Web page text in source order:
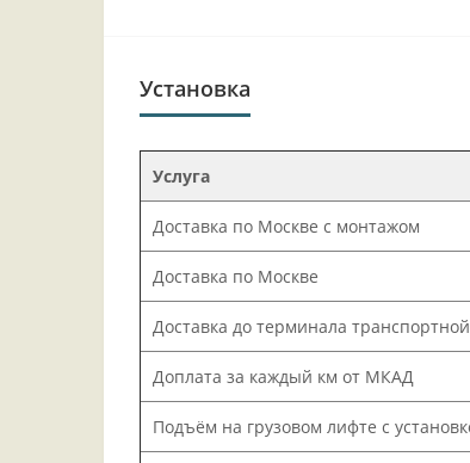
Установка
Услуга
Доставка по Москве с монтажом
Доставка по Москве
Доставка до терминала
Доплата за каждый км от МКАД
Подъём на грузовом лифте с